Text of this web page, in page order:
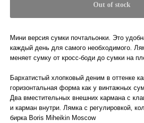
Out of stock
Мини версия сумки почтальонки. Это
каждый день для самого необходимого.
меняет сумку от кросс-боди до сумки на
Бархатистый хлопковый деним в оттенке
горизонтальная форма как у винтажных
Два вместительных внешних кармана с
и карман внутри. Лямка с регулировкой,
бирка Boris Miheikin Moscow